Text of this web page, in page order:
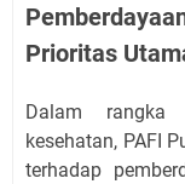
Prioritas
Dalam rangka
kesehatan, PAFI
terhadap